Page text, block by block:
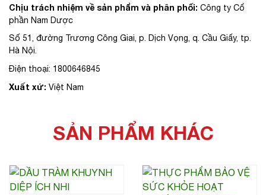
Chịu trách nhiệm về sản phẩm và phân phối: Công ty Cổ
phần Nam Dược
Số 51, đường Trương Công Giai, p. Dịch Vọng, q. Cầu Giấy, tp.
Hà Nội.
Điện thoại: 1800646845
Xuất xứ: Việt Nam
SẢN PHẨM KHÁC